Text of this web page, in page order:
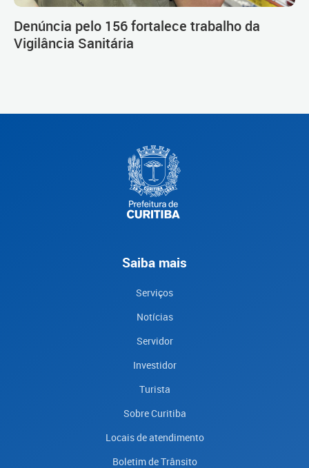
Denúncia pelo 156 fortalece trabalho da
Vigilância Sanitária
Saiba mais
Serviços
Notícias
Servidor
Investidor
Turista
Sobre Curitiba
Locais de atendimento
Boletim de Trânsito